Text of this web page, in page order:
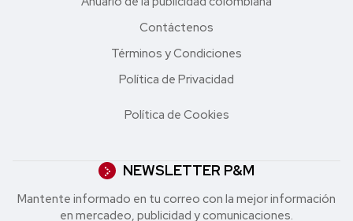
Contáctenos
Términos y Condiciones
Política de Privacidad
Política de Cookies
NEWSLETTER P&M
Mantente informado en tu correo con la mejor in formación
en mercadeo, publicidad y comunicaciones.